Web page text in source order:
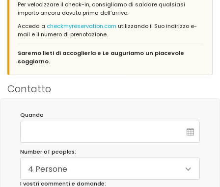
Per velocizzare il check-in, consigliamo di saldare qualsiasi
importo ancora dovuto prima dell’arrivo.
Acceda a checkmyreservation.com utilizzando il Suo indirizzo e-
mail e il numero di prenotazione.
Saremo lieti di accoglierla e Le auguriamo un piacevole
soggiorno.
Contatto
Quando
Number of peoples:
4 Persone
I vostri commenti e domande: